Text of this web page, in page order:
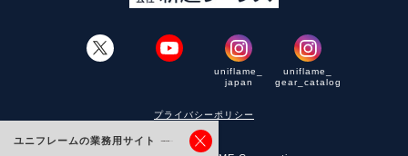
ユニフレームの業務用サイト
uniflame_
japan
uniflame_
gear_catalog
プライバシーポリシー